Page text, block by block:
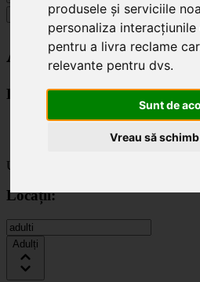
produsele și serviciile
personaliza
pentru a livra reclame
relevante pentru dvs.
Sunt de
Vreau să
Specialități
AnaDent
Locații:
Adulți
Ultima actualizare: 10.06.2025
Locații:
Adulți